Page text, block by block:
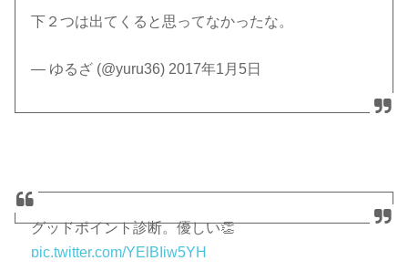
下２つは出てくると思ってなかったな。
— ゆるざ (@yuru36) 2017年1月5日
グッドポイント診断。優しい👏
pic.twitter.com/YElBIiw5YH